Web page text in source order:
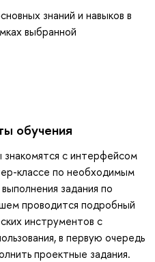
знаний и навыков в
выбранной
обучения
с интерфейсом
классе по необходимым
задания по
проводится подробный
инструментов с
в первую очередь
проектные задания.